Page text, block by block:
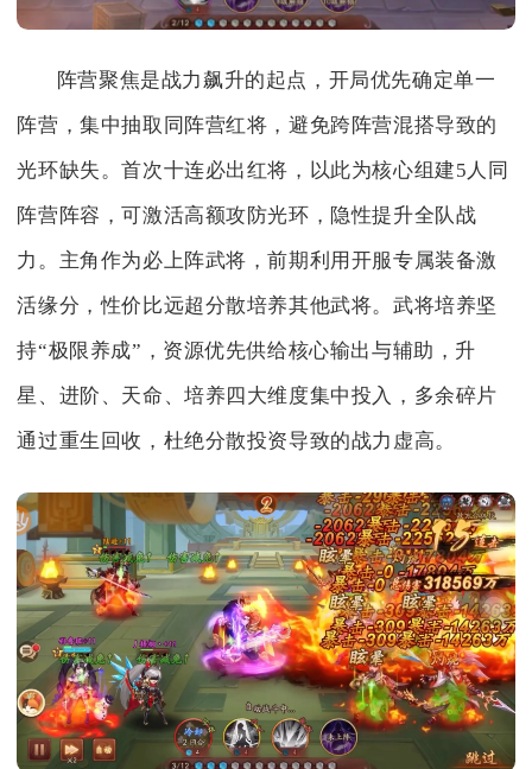
阵营聚焦是战力飙升的起点，开局优先确定单一
阵营，集中抽取同阵营红将，避免跨阵营混搭导致的
光环缺失。首次十连必出红将，以此为核心组建5人同
阵营阵容，可激活高额攻防光环，隐性提升全队战
力。主角作为必上阵武将，前期利用开服专属装备激
活缘分，性价比远超分散培养其他武将。武将培养坚
持“极限养成”，资源优先供给核心输出与辅助，升
星、进阶、天命、培养四大维度集中投入，多余碎片
通过重生回收，杜绝分散投资导致的战力虚高。